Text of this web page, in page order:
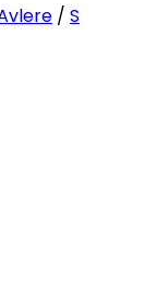
/ S